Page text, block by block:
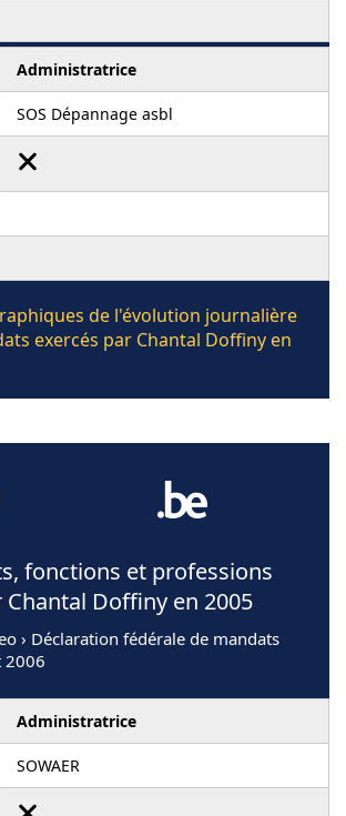
Administratrice
SOS Dépannage asbl
de l'évolution journalière
exercés par Chantal Doffiny en
fonctions et professions
Chantal Doffiny en 2005
› Déclaration fédérale de mandats
2006
Administratrice
SOWAER